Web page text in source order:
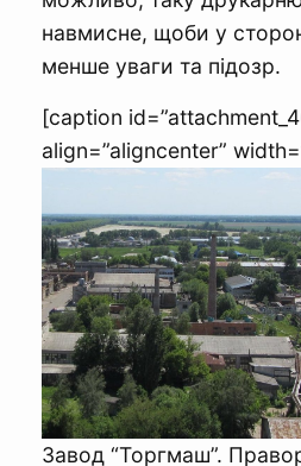
навмисне, щоби у
менше уваги та підозр.
[caption
align=”aligncenter”
Завод “Торгмаш”.